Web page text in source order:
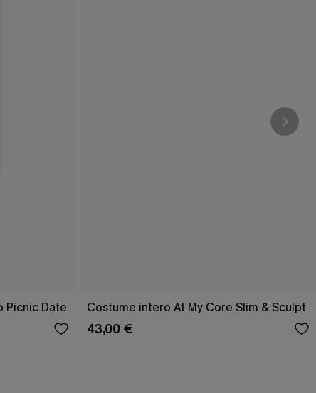
Picnic Date Costume intero At My Core Slim & Sculpt
43,00 €